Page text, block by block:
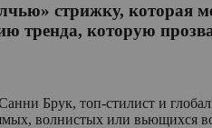
стрижку, которая
тренда, которую
Брук, топ-стилист и
волнистых или вьющихся